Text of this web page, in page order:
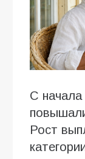
С начала
Рост